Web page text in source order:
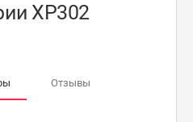
XP302
Отзывы